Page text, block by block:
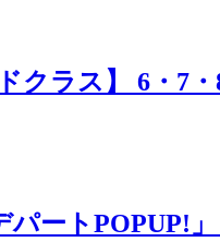
クラス】 6・7・
ートPOPUP!」